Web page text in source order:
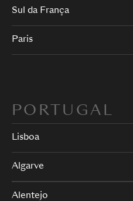
Sul da França
Paris
PORTUGAL
Lisboa
Algarve
Alentejo